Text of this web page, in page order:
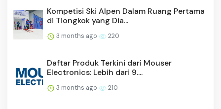
Kompetisi Ski Alpen Dalam Ruang Pertama
di Tiongkok yang Dia...
3 months ago 220
Daftar Produk Terkini dari Mouser
Electronics: Lebih dari 9....
3 months ago 210